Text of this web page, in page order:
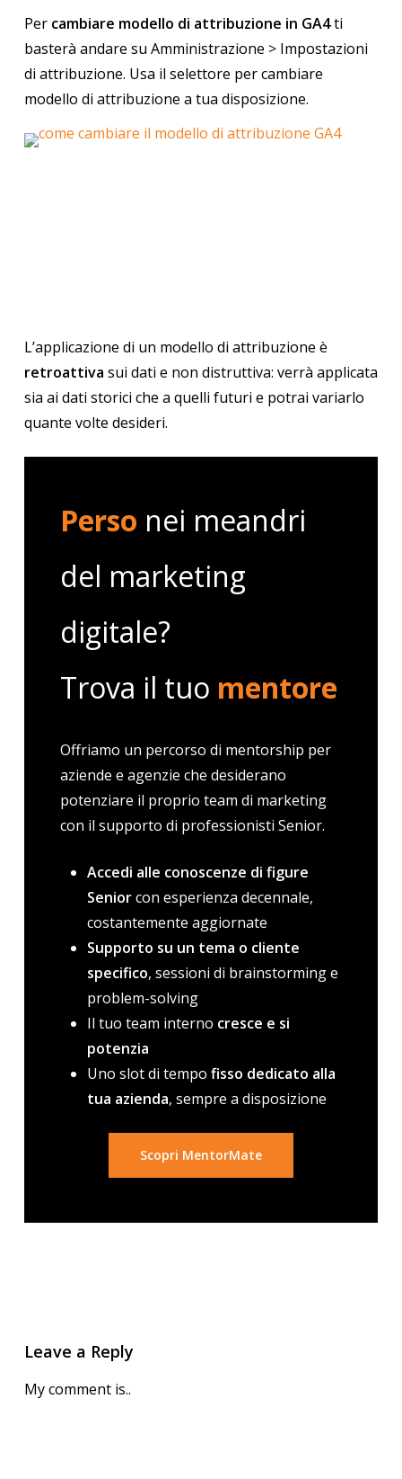
Per cambiare modello di attribuzione in GA4ti
basterà andare su Amministrazione > Impostazioni
di attribuzione. Usa il selettore per cambiare
modello di attribuzione a tua disposizione.
L’applicazione di un modello di attribuzione è
retroattiva sui dati e non distruttiva: verrà applicata
sia ai dati storici che a quelli futuri e potrai variarlo
quante volte desideri.
Perso nei meandri
del marketing
digitale?
Trova il tuo mentore
Offriamo un percorso di mentorship per
aziende e agenzie che desiderano
potenziare il proprio team di marketing
con il supporto di professionisti Senior.
Accedi alle conoscenze di figure
Seniorcon esperienza decennale,
costantemente aggiornate
Supporto su un tema o cliente
specifico, sessioni di brainstorming e
problem-solving
Il tuo team interno cresce e si
potenzia
Uno slot di tempo fisso dedicato alla
tua azienda, sempre a disposizione
Scopri MentorMate
Leave a Reply
My comment is..